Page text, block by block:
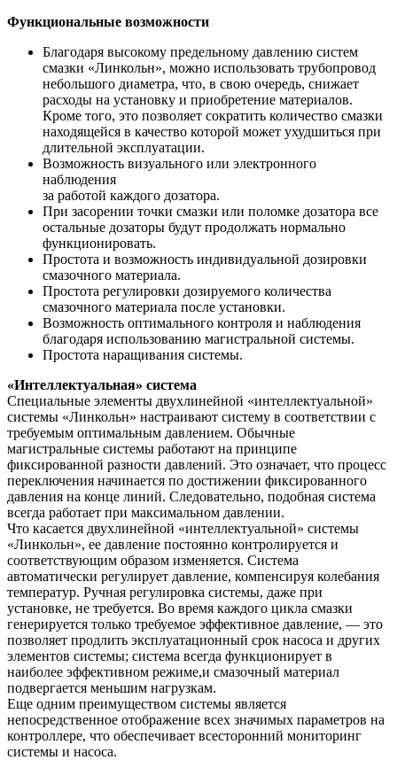
Функциональные возможности
Благодаря высокому предельному давлению систем
смазки «Линкольн», можно использовать трубопровод
небольшого диаметра, что, в свою очередь, снижает
расходы на установку и приобретение материалов.
Кроме того, это позволяет сократить количество смазки
находящейся в качество которой может ухудшиться при
длительной эксплуатации.
Возможность визуального или электронного
наблюдения
за работой каждого дозатора.
При засорении точки смазки или поломке дозатора все
остальные дозаторы будут продолжать нормально
функционировать.
Простота и возможность индивидуальной дозировки
смазочного материала.
Простота регулировки дозируемого количества
смазочного материала после установки.
Возможность оптимального контроля и наблюдения
благодаря использованию магистральной системы.
Простота наращивания системы.
«Интеллектуальная» система
Специальные элементы двухлинейной «интеллектуальной»
системы «Линкольн» настраивают систему в соответствии с
требуемым оптимальным давлением. Обычные
магистральные системы работают на принципе
фиксированной разности давлений. Это означает, что процесс
переключения начинается по достижении фиксированного
давления на конце линий. Следовательно, подобная система
всегда работает при максимальном давлении.
Что касается двухлинейной «интеллектуальной» системы
«Линкольн», ее давление постоянно контролируется и
соответствующим образом изменяется. Система
автоматически регулирует давление, компенсируя колебания
температур. Ручная регулировка системы, даже при
установке, не требуется. Во время каждого цикла смазки
генерируется только требуемое эффективное давление, — это
позволяет продлить эксплуатационный срок насоса и других
элементов системы; система всегда функционирует в
наиболее эффективном режиме,и смазочный материал
подвергается меньшим нагрузкам.
Еще одним преимуществом системы является
непосредственное отображение всех значимых параметров на
контроллере, что обеспечивает всесторонний мониторинг
системы и насоса.